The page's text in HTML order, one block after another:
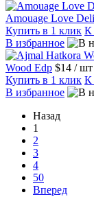
Amouage Love
Купить в 1 клик К
В избранное
Wood Edp $14 / шт
Купить в 1 клик К
В избранное
Назад
1
2
3
4
50
Вперед